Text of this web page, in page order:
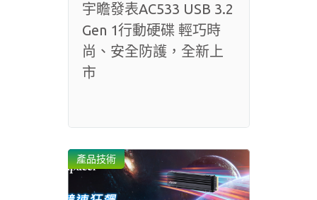
宇瞻發表AC533 USB 3.2
Gen 1行動硬碟 輕巧時
尚、安全防護，全新上
市
產品技術